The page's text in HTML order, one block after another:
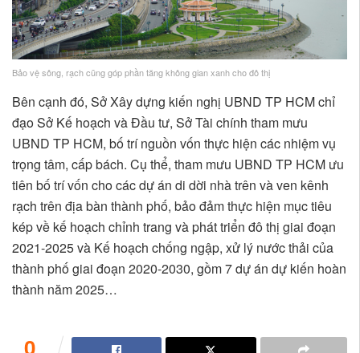
Bảo vệ sông, rạch cũng góp phần tăng không gian xanh cho đô thị
Bên cạnh đó, Sở Xây dựng kiến nghị UBND TP HCM chỉ
đạo Sở Kế hoạch và Đầu tư, Sở Tài chính tham mưu
UBND TP HCM, bố trí nguồn vốn thực hiện các nhiệm vụ
trọng tâm, cấp bách. Cụ thể, tham mưu UBND TP HCM ưu
tiên bố trí vốn cho các dự án di dời nhà trên và ven kênh
rạch trên địa bàn thành phố, bảo đảm thực hiện mục tiêu
kép về kế hoạch chỉnh trang và phát triển đô thị giai đoạn
2021-2025 và Kế hoạch chống ngập, xử lý nước thải của
thành phố giai đoạn 2020-2030, gồm 7 dự án dự kiến hoàn
thành năm 2025…
0